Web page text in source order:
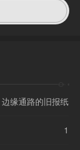
边缘通路的旧报纸
1